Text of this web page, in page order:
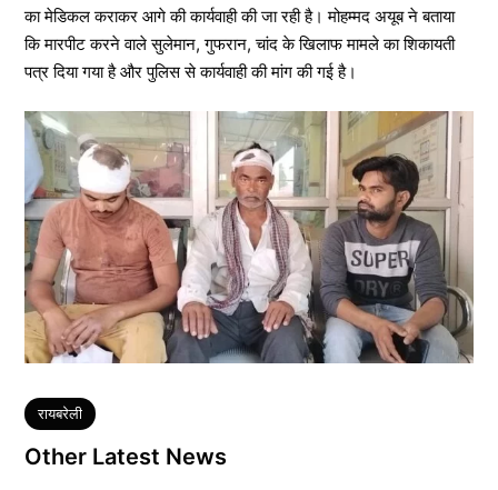
का मेडिकल कराकर आगे की कार्यवाही की जा रही है। मोहम्मद अयूब ने बताया
कि मारपीट करने वाले सुलेमान, गुफरान, चांद के खिलाफ मामले का शिकायती
पत्र दिया गया है और पुलिस से कार्यवाही की मांग की गई है।
Tags
रायबरेली
Other Latest News